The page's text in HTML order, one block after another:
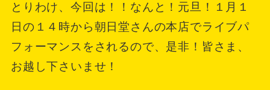
とりわけ、今回は！！なんと！元旦！１月１
日の１４時から朝日堂さんの本店でライブパ
フォーマンスをされるので、是非！皆さま、
お越し下さいませ！